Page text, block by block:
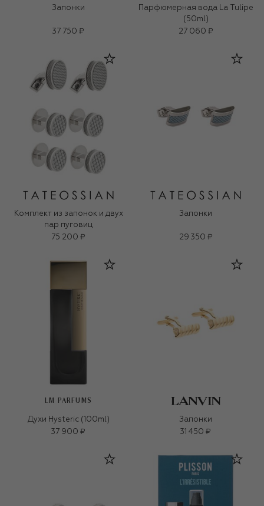
Запонки
37 750 ₽
Парфюмерная вода La Tulipe
(50ml)
27 060 ₽
Комплект из запонок и двух
пар пуговиц
75 200 ₽
Запонки
29 350 ₽
LM PARFUMS
Духи Hysteric (100ml)
37 900 ₽
Запонки
31 450 ₽